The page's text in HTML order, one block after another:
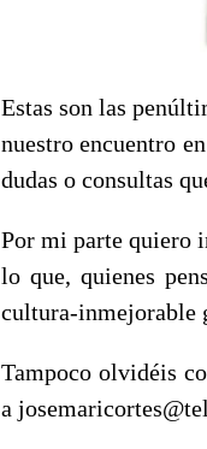
Estas son las
nuestro encuentro
dudas o consultas
Por mi parte quiero
lo que, quienes
cultura-inmejorable
Tampoco olvidéis
a